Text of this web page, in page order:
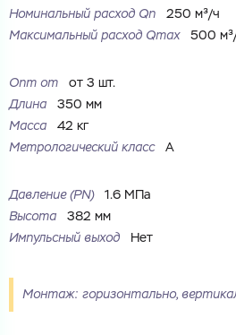
Купить как физ. лицо
Имя
Перечислите товары, которые вас
получить. Мы свяжемся с вами в
Имя
Номер телефона
Номинальный расход Qn
250 м³/ч
Максимальный расход Qmax
500
Опт от
от 3 шт.
Длина
350 мм
Масса
42 кг
Метрологический класс
A
Давление (PN)
1.6 МПа
Высота
382 мм
Импульсный выход
Нет
Монтаж: горизонтально,